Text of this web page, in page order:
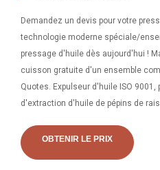
Demandez un devis pour votre
technologie moderne spéciale/
pressage d'huile dès aujourd'hui !
cuisson gratuite d'un ensemble
Quotes. Expulseur d'huile ISO
d'extraction d'huile de pépins de
automatique standard de moulin à
faisant la machine de presse à huile
OBTENIR LE PRIX